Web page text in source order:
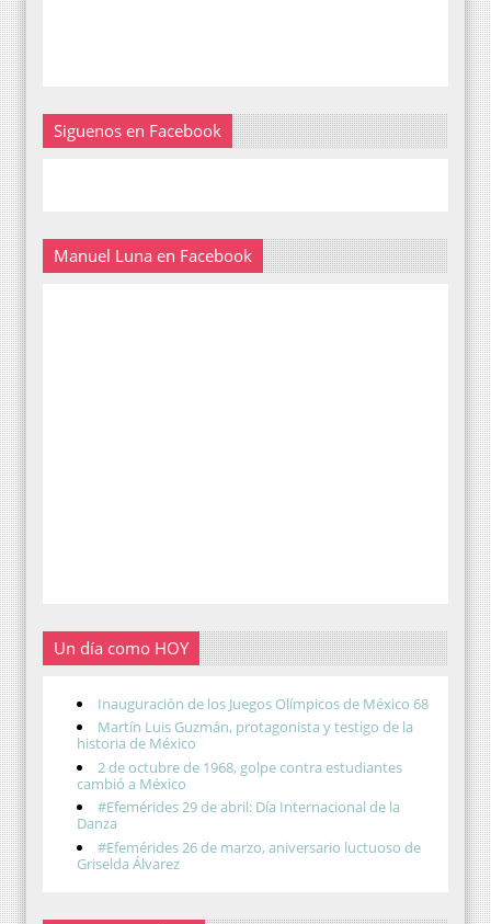
Siguenos en Facebook
Manuel Luna en Facebook
Un día como HOY
Inauguración de los Juegos Olímpicos de México 68
Martín Luis Guzmán, protagonista y testigo de la
historia de México
2 de octubre de 1968, golpe contra estudiantes
cambió a México
#Efemérides 29 de abril: Día Internacional de la
Danza
#Efemérides 26 de marzo, aniversario luctuoso de
Griselda Álvarez